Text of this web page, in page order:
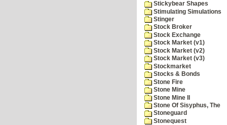
Stickybear Shapes
Stimulating Simulations
Stinger
Stock Broker
Stock Exchange
Stock Market (v1)
Stock Market (v2)
Stock Market (v3)
Stockmarket
Stocks & Bonds
Stone Fire
Stone Mine
Stone Mine II
Stone Of Sisyphus, The
Stoneguard
Stonequest